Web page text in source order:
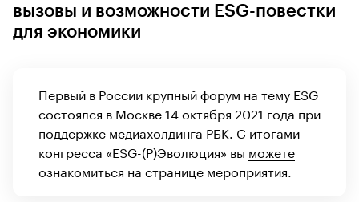
вызовы и возможности ESG-повестки
для экономики
Первый в России крупный форум на тему ESG
состоялся в Москве 14 октября 2021 года при
поддержке медиахолдинга РБК. С итогами
конгресса «ESG-(Р)Эволюция» вы можете
ознакомиться на странице мероприятия